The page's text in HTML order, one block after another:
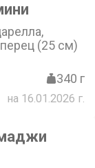
(25 см)
340 г
на 16.01.2026 г.